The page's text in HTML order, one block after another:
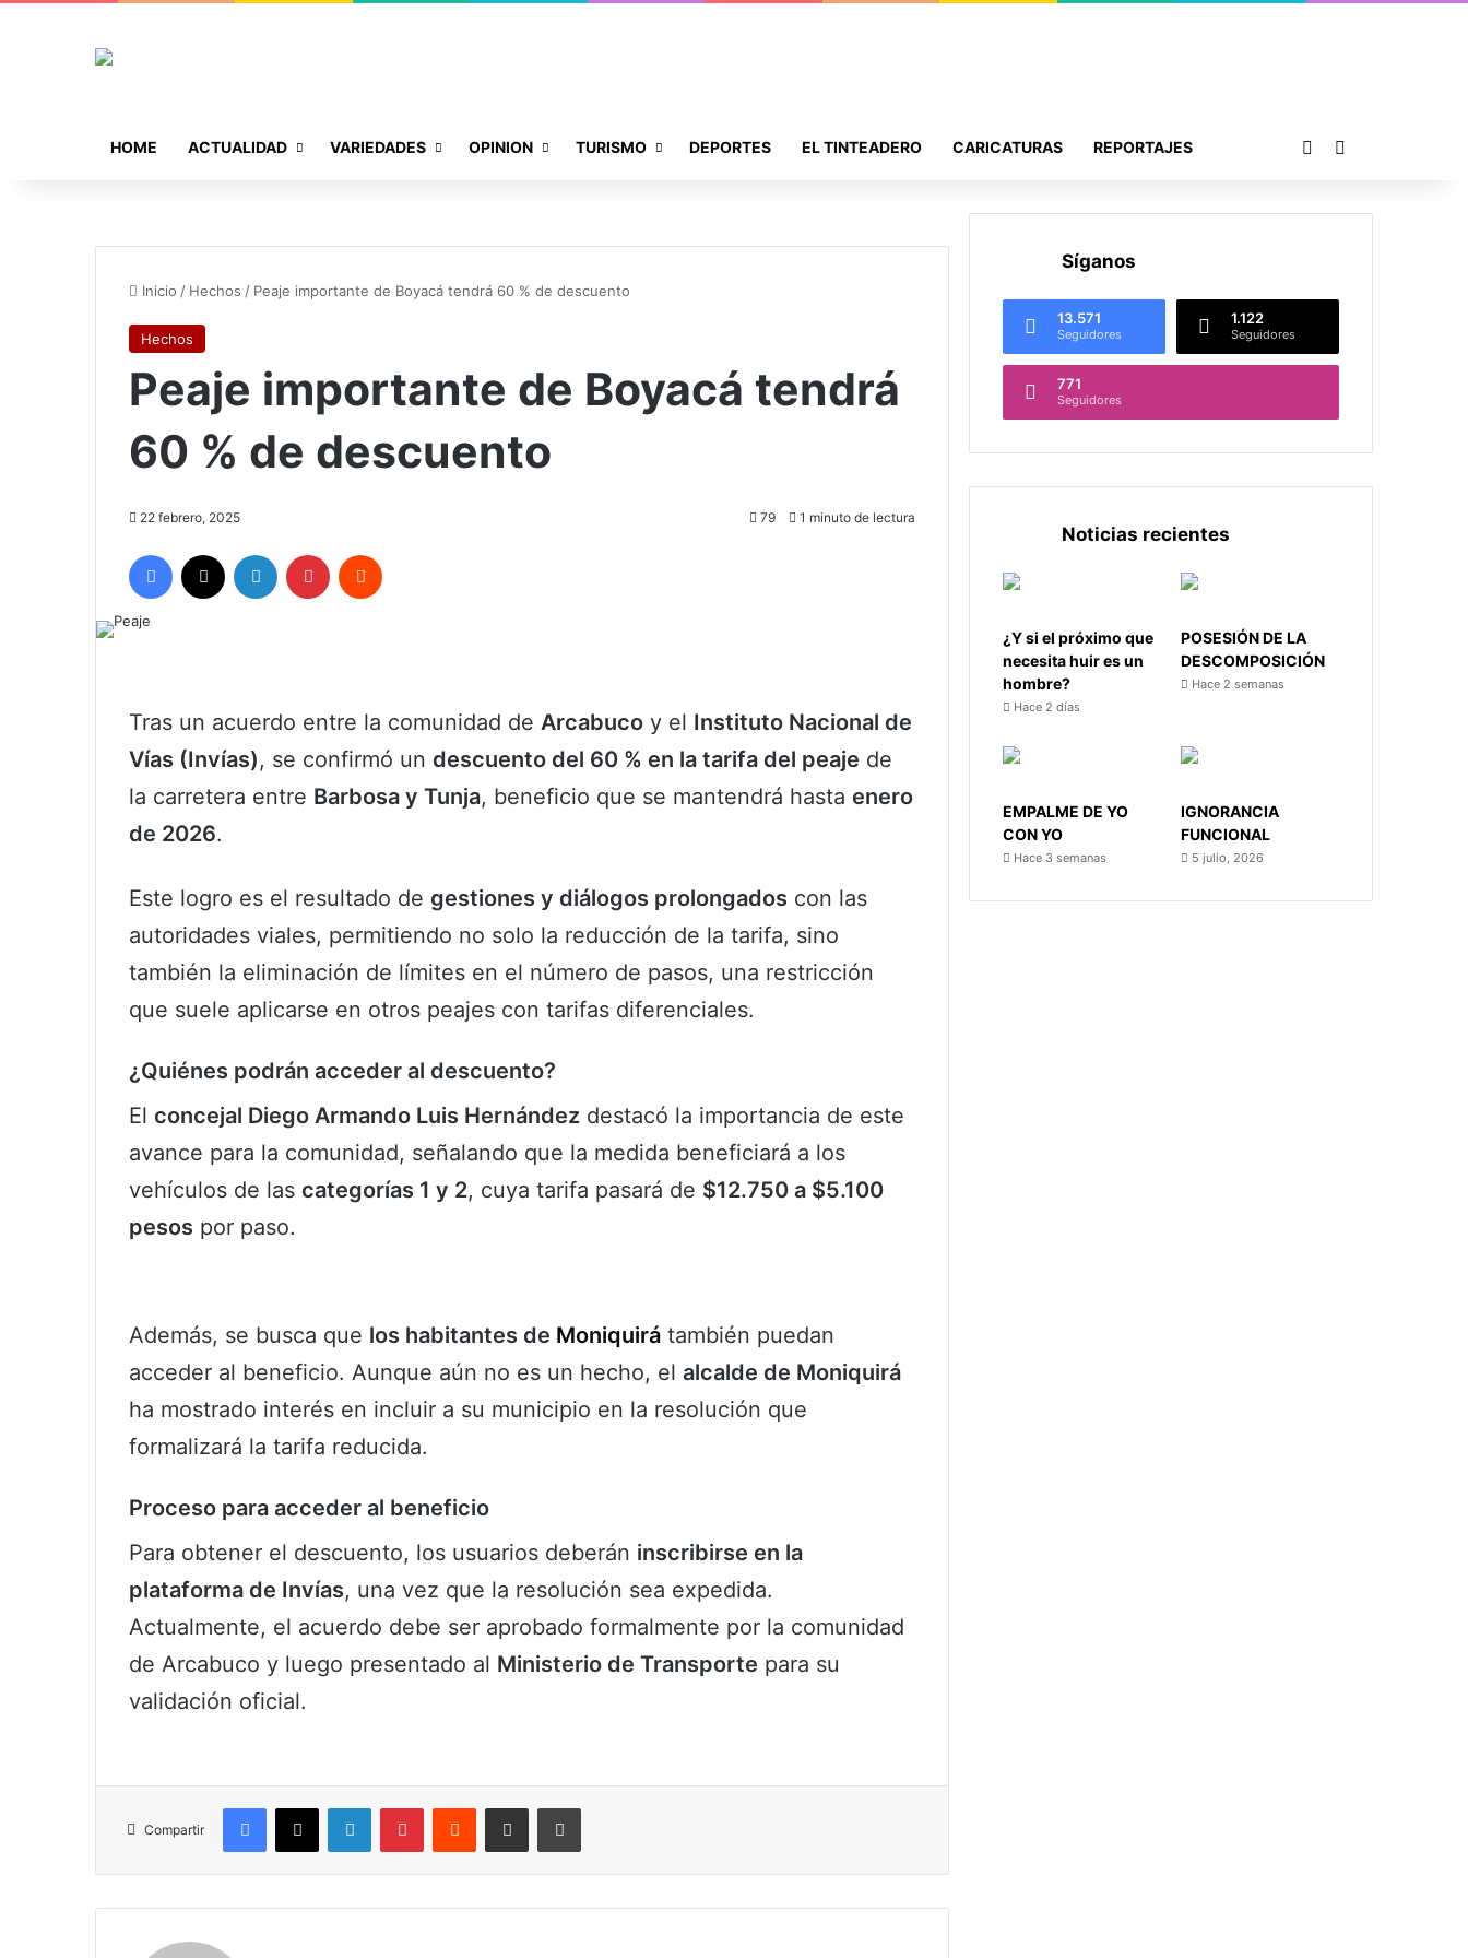
HOME ACTUALIDAD VARIEDADES OPINION TURISMO DEPORTES EL TINTEADERO CARICATURAS REPORTAJES Publicación al azar
Inicio / Hechos / Peaje importante de Boyacá tendrá 60 % de descuento
Hechos
Peaje importante de Boyacá tendrá
60 % de descuento
22 febrero, 2025 79 1 minuto de lectura
Facebook LinkedIn Pinterest
Tras un acuerdo entre la comunidad de Arcabuco y el Instituto Nacional de
Vías (Invías), se confirmó un descuento del 60 % en la tarifa del peaje de
la carretera entre Barbosa y Tunja, beneficio que se mantendrá hasta enero
de 2026.
Este logro es el resultado de gestiones y diálogos prolongados con las
autoridades viales, permitiendo no solo la reducción de la tarifa, sino
también la eliminación de límites en el número de pasos, una restricción
que suele aplicarse en otros peajes con tarifas diferenciales.
¿Quiénes podrán acceder al descuento?
El concejal Diego Armando Luis Hernández destacó la importancia de este
avance para la comunidad, señalando que la medida beneficiará a los
vehículos de las categorías 1 y 2, cuya tarifa pasará de $12.750 a $5.100
pesos por paso.
Además, se busca que los habitantes de Moniquirá también puedan
acceder al beneficio. Aunque aún no es un hecho, el alcalde de Moniquirá
ha mostrado interés en incluir a su municipio en la resolución que
formalizará la tarifa reducida.
Proceso para acceder al beneficio
Para obtener el descuento, los usuarios deberán inscribirse en la
plataforma de Invías, una vez que la resolución sea expedida.
Actualmente, el acuerdo debe ser aprobado formalmente por la comunidad
de Arcabuco y luego presentado al Ministerio de Transporte para su
validación oficial.
Compartir
Facebook
X LinkedInPinterestReddit Compartir por correo electrónicoImprimir
Síganos
13.571
Seguidores
1.122
Seguidores
771
Seguidores
Noticias recientes
¿Y si el próximo que
necesita huir es un
hombre?
Hace 2 días
POSESIÓN DE LA
DESCOMPOSICIÓN
Hace 2 semanas
EMPALME DE YO
CON YO
Hace 3 semanas
IGNORANCIA
FUNCIONAL
5 julio, 2026